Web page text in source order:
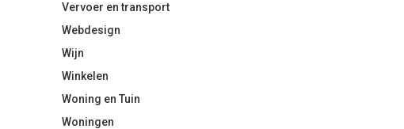
Vervoer en transport
Webdesign
Wijn
Winkelen
Woning en Tuin
Woningen